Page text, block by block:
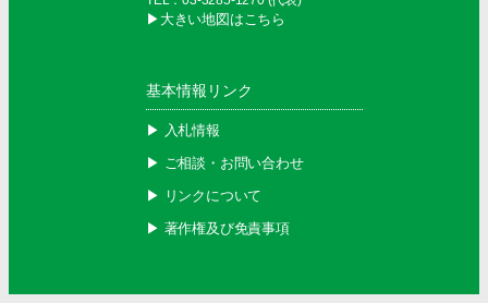
▶︎大きい地図はこちら
基本情報リンク
▶︎ 入札情報
▶︎ ご相談・お問い合わせ
▶︎ リンクについて
▶︎ 著作権及び免責事項